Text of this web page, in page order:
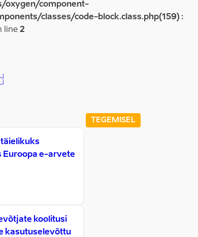
oxygen/component-
classes/code-block.class.php(159) :
line 2
täielikuks
Euroopa e-arvete
koolitusi
kasutuselevõttu
TEGEMISEL